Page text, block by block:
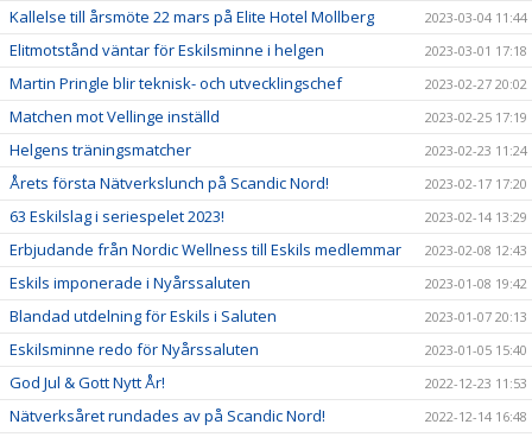
Kallelse till årsmöte 22 mars på Elite Hotel Mollberg 2023-03-04 11:44
Elitmotstånd väntar för Eskilsminne i helgen 2023-03-01 17:18
Martin Pringle blir teknisk- och utvecklingschef 2023-02-27 20:02
Matchen mot Vellinge inställd 2023-02-25 17:19
Helgens träningsmatcher 2023-02-23 11:24
Årets första Nätverkslunch på Scandic Nord! 2023-02-17 17:20
63 Eskilslag i seriespelet 2023! 2023-02-14 13:29
Erbjudande från Nordic Wellness till Eskils medlemmar 2023-02-08 12:43
Eskils imponerade i Nyårssaluten 2023-01-08 19:42
Blandad utdelning för Eskils i Saluten 2023-01-07 20:13
Eskilsminne redo för Nyårssaluten 2023-01-05 15:40
God Jul & Gott Nytt År! 2022-12-23 11:53
Nätverksåret rundades av på Scandic Nord! 2022-12-14 16:48